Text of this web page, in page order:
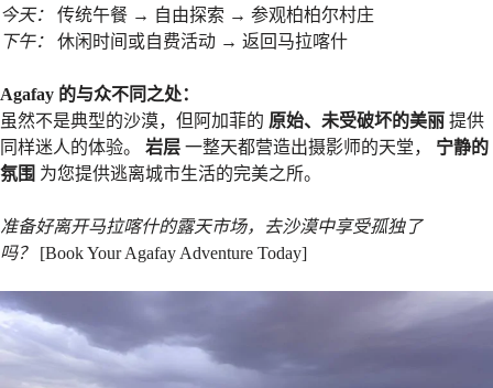
今天：
传统午餐 → 自由探索 → 参观柏柏尔村庄
下午：
休闲时间或自费活动 → 返回马拉喀什
Agafay 的与众不同之处：
虽然不是典型的沙漠，但阿加菲的 原始、未受破坏的美丽 提供
同样迷人的体验。 岩层 一整天都营造出摄影师的天堂， 宁静的
氛围 为您提供逃离城市生活的完美之所。
准备好离开马拉喀什的露天市场，去沙漠中享受孤独了
吗？
[Book Your Agafay Adventure Today]